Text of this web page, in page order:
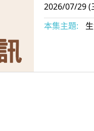
2026/07/29 (
本集主題: